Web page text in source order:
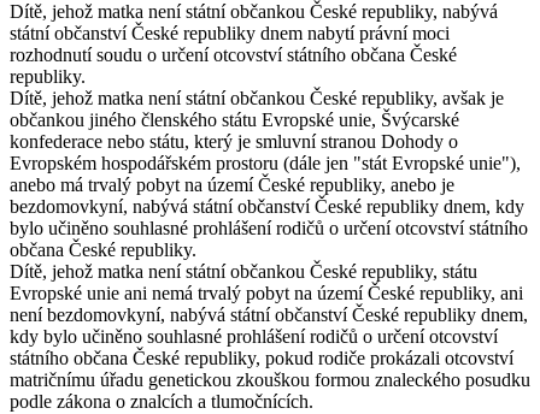
Dítě, jehož matka není státní občankou České republiky, nabývá
státní občanství České republiky dnem nabytí právní moci
rozhodnutí soudu o určení otcovství státního občana České
republiky.
Dítě, jehož matka není státní občankou České republiky, avšak je
občankou jiného členského státu Evropské unie, Švýcarské
konfederace nebo státu, který je smluvní stranou Dohody o
Evropském hospodářském prostoru (dále jen "stát Evropské unie"),
anebo má trvalý pobyt na území České republiky, anebo je
bezdomovkyní, nabývá státní občanství České republiky dnem, kdy
bylo učiněno souhlasné prohlášení rodičů o určení otcovství státního
občana České republiky.
Dítě, jehož matka není státní občankou České republiky, státu
Evropské unie ani nemá trvalý pobyt na území České republiky, ani
není bezdomovkyní, nabývá státní občanství České republiky dnem,
kdy bylo učiněno souhlasné prohlášení rodičů o určení otcovství
státního občana České republiky, pokud rodiče prokázali otcovství
matričnímu úřadu genetickou zkouškou formou znaleckého posudku
podle zákona o znalcích a tlumočnících.